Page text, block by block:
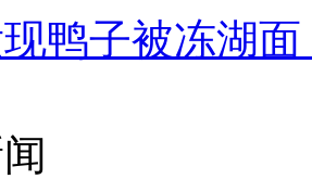
鸭子被冻湖